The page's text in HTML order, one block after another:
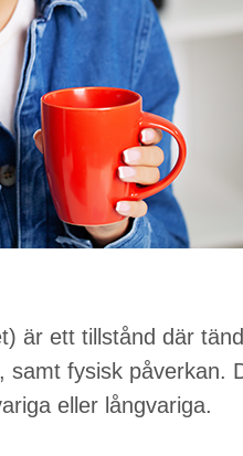
är ett tillstånd där
fysisk påverkan.
eller långvariga.